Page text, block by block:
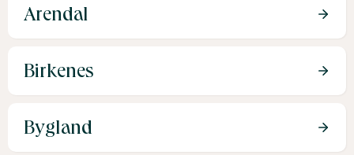
Arendal
Birkenes
Bygland